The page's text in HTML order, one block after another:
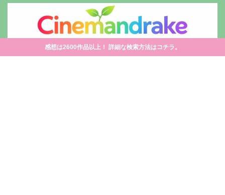
感想は2600作品以上！ 詳細な検索方法はコチラ。